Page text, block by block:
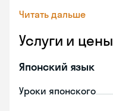
Читать дальше
Услуги и цены
Японский язык
Уроки японского